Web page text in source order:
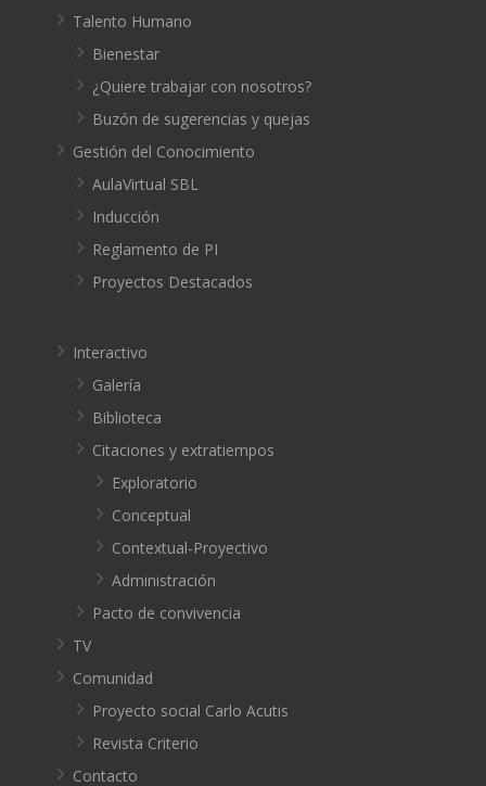
Talento Humano
Bienestar
¿Quiere trabajar con nosotros?
Buzón de sugerencias y quejas
Gestión del Conocimiento
AulaVirtual SBL
Inducción
Reglamento de PI
Proyectos Destacados
Interactivo
Galería
Biblioteca
Citaciones y extratiempos
Exploratorio
Conceptual
Contextual-Proyectivo
Administración
Pacto de convivencia
TV
Comunidad
Proyecto social Carlo Acutis
Revista Criterio
Contacto